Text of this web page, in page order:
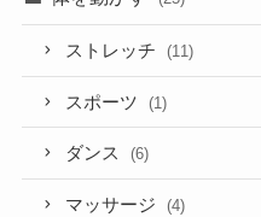
ストレッチ (11)
スポーツ (1)
ダンス (6)
マッサージ (4)